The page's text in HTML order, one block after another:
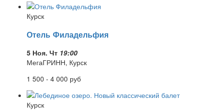
Курск
Отель Филадельфия
5 Ноя. Чт 19:00
МегаГРИНН, Курск
1 500 - 4 000 руб
Курск